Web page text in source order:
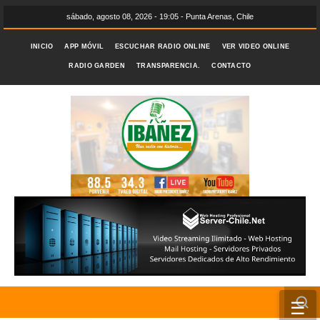
sábado, agosto 08, 2026 - 19:05 - Punta Arenas, Chile
INICIO APP MÓVIL ESCUCHAR RADIO ONLINE VER VIDEO ONLINE
RADIO GARDEN TRANSPARENCIA. CONTACTO
☰